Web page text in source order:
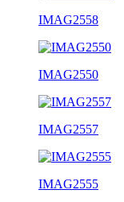
IMAG2558
IMAG2550
IMAG2557
IMAG2555